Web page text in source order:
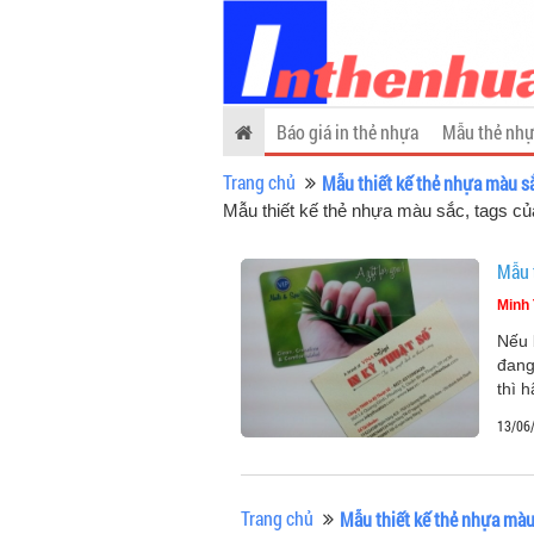
Báo giá in thẻ nhựa Mẫu thẻ
Trang chủ
Mẫu thiết kế thẻ nhựa màu
Mẫu thiết kế thẻ nhựa màu sắc, tags
Minh
Nếu
thì
13/
Trang chủ Mẫu thiết kế thẻ nhựa